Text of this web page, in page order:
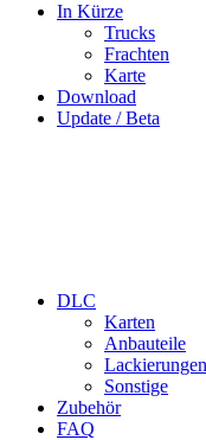
In Kürze
Trucks
Frachten
Karte
Download
Update / Beta
DLC
Karten
Anbauteile
Lackierungen
Sonstige
Zubehör
FAQ